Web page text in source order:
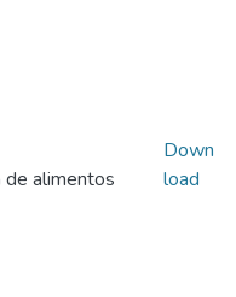
de alimentos
Down
load